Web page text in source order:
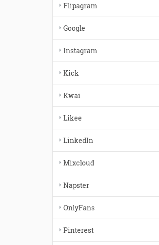
Flipagram
Google
Instagram
Kick
Kwai
Likee
LinkedIn
Mixcloud
Napster
OnlyFans
Pinterest